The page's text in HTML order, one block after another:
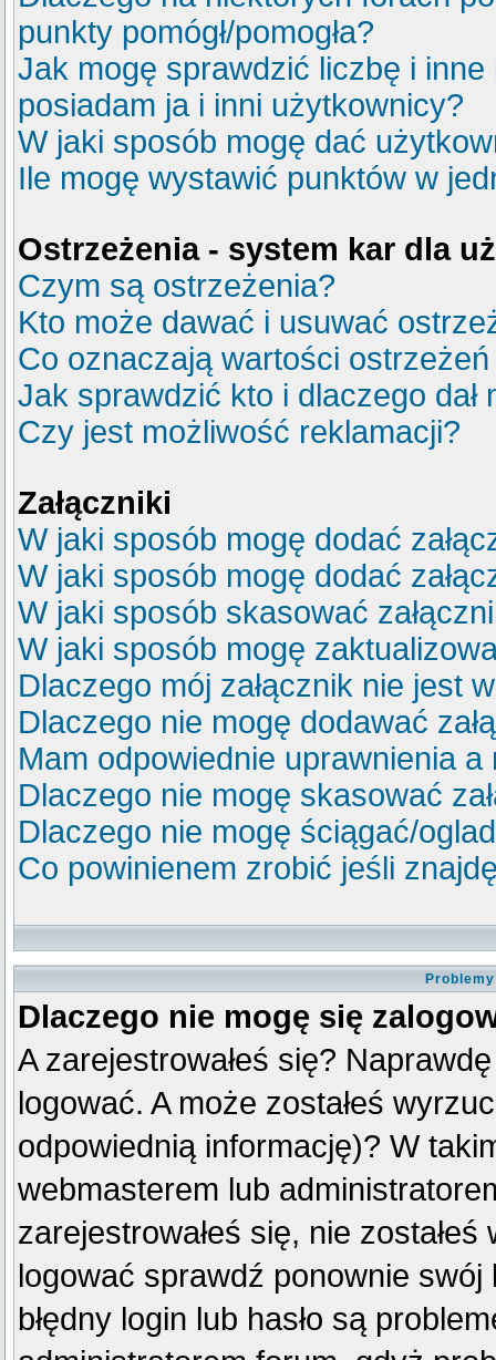
punkty pomógł/pomogła?
Jak mogę sprawdzić liczbę i
posiadam ja i inni użytkownicy?
W jaki sposób mogę dać
Ile mogę wystawić punktów w
Ostrzeżenia - system kar dla
Czym są ostrzeżenia?
Kto może dawać i usuwać
Co oznaczają wartości
Jak sprawdzić kto i dlaczego dał
Czy jest możliwość reklamacji?
Załączniki
W jaki sposób mogę dodać
W jaki sposób mogę dodać
W jaki sposób skasować
W jaki sposób mogę
Dlaczego mój załącznik nie jest
Dlaczego nie mogę dodawać
Mam odpowiednie uprawnienia
Dlaczego nie mogę skasować
Dlaczego nie mogę ściągać/
Co powinienem zrobić jeśli
Dlaczego nie mogę się
A zarejestrowałeś się?
logować. A może zostałeś
odpowiednią informację)? W
webmasterem lub
zarejestrowałeś się, nie
logować sprawdź ponownie swój
błędny login lub hasło są